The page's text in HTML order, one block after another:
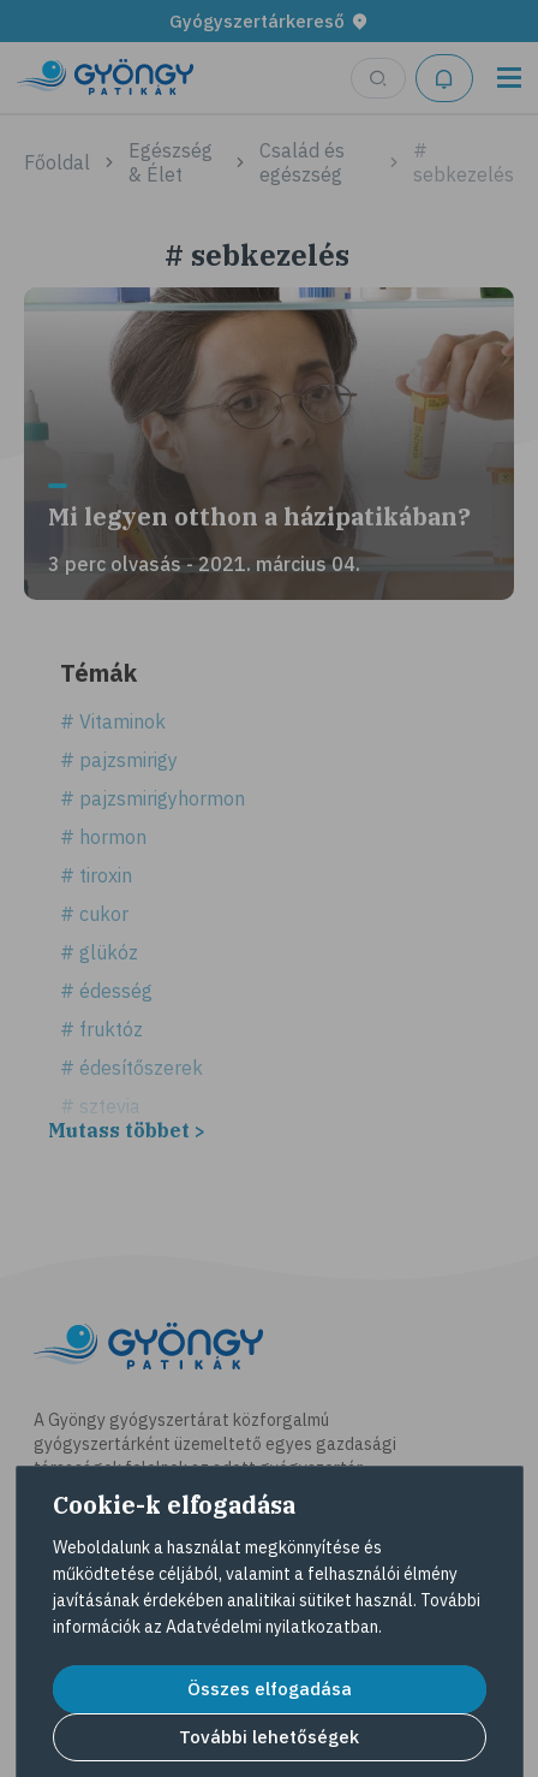
Gyógyszertárkereső
Főoldal
Egészség
& Élet
Család és
egészség
#
sebkezelés
# sebkezelés
Mi legyen otthon a házipatikában?
3 perc olvasás - 2021. március 04.
Témák
# Vitaminok
# pajzsmirigy
# pajzsmirigyhormon
# hormon
# tiroxin
# cukor
# glükóz
# édesség
# fruktóz
# édesítőszerek
# sztevia
# fogadalom
# célkitűzés
# étkezési napló
# hal
# egészséges táplálkozás
# omega-3
# A-vitamin
# ásványi anyagok
# ízületi fájdalom
# ízületek
# csontok
Mutass többet >
A Gyöngy gyógyszertárat közforgalmú
gyógyszertárként üzemeltető egyes gazdasági
társaságok felelnek az adott gyógyszertár
működésért. A Gyöngy gyógyszertárak listáját és
elérhetőségeit a Gyógyszertár kereső
tekintheti meg.
Navigáció
Dermokozmetikumok
Gyöngy Patika Magazin
Cookie-k elfogadása
Weboldalunk a használat megkönnyítése és
működtetése céljából, valamint a felhasználói élmény
javításának érdekében analitikai sütiket használ. További
információk az Adatvédelmi nyilatkozatban.
Összes elfogadása
További lehetőségek